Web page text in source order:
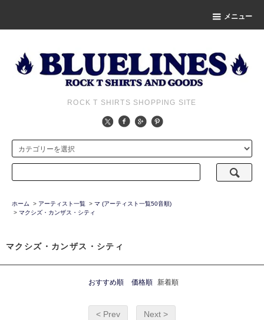
メニュー
ROCK T SHIRTS SHOPPING SITE
ホーム > アーティスト一覧 > マ (アーティスト一覧50音順)
> マクシズ・カンザス・シティ
マクシズ・カンザス・シティ
おすすめ順 価格順 新着順
< Prev Next >